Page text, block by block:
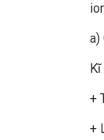
a)
Kĩ
+
+